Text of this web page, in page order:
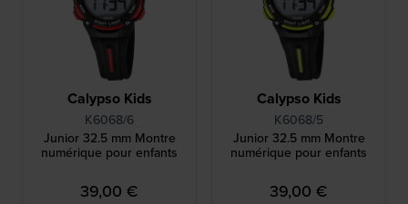
Calypso Kids
K6068/6
Junior 32.5 mm Montre
numérique pour enfants
39,00 €
Calypso Kids
K6068/5
Junior 32.5 mm Montre
numérique pour enfants
39,00 €